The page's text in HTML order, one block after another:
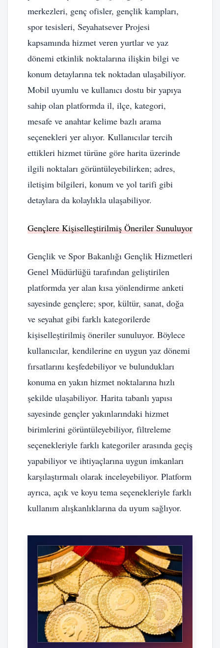
merkezleri, genç ofisler, gençlik kampları,
spor tesisleri, Seyahatsever Projesi
kapsamında hizmet veren yurtlar ve yaz
dönemi etkinlik noktalarına ilişkin bilgi ve
konum detaylarına tek noktadan ulaşabiliyor.
Mobil uyumlu ve kullanıcı dostu bir yapıya
sahip olan platformda il, ilçe, kategori,
mesafe ve anahtar kelime bazlı arama
seçenekleri yer alıyor. Kullanıcılar tercih
ettikleri hizmet türüne göre harita üzerinde
ilgili noktaları görüntüleyebilirken; adres,
iletişim bilgileri, konum ve yol tarifi gibi
detaylara da kolaylıkla ulaşabiliyor.
Gençlere Kişiselleştirilmiş Öneriler Sunuluyor
Gençlik ve Spor Bakanlığı Gençlik Hizmetleri
Genel Müdürlüğü tarafından geliştirilen
platformda yer alan kısa yönlendirme anketi
sayesinde gençlere; spor, kültür, sanat, doğa
ve seyahat gibi farklı kategorilerde
kişiselleştirilmiş öneriler sunuluyor. Böylece
kullanıcılar, kendilerine en uygun yaz dönemi
fırsatlarını keşfedebiliyor ve bulundukları
konuma en yakın hizmet noktalarına hızlı
şekilde ulaşabiliyor. Harita tabanlı yapısı
sayesinde gençler yakınlarındaki hizmet
birimlerini görüntüleyebiliyor, filtreleme
seçenekleriyle farklı kategoriler arasında geçiş
yapabiliyor ve ihtiyaçlarına uygun imkanları
karşılaştırmalı olarak inceleyebiliyor. Platform
ayrıca, açık ve koyu tema seçenekleriyle farklı
kullanım alışkanlıklarına da uyum sağlıyor.